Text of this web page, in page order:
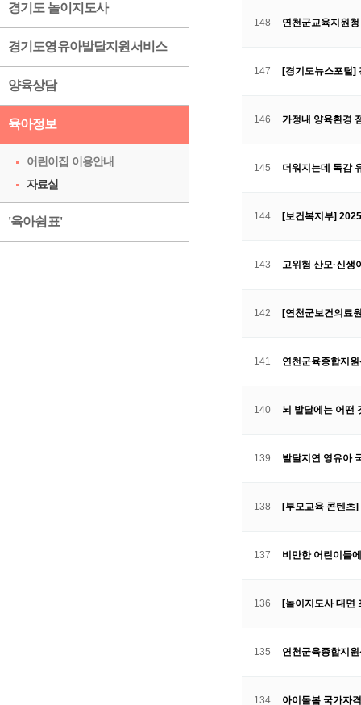
경기도 놀이지도사
경기도영유아발달지원서비스
양육상담
육아정보
어린이집 이용안내
자료실
'육아쉼표'
148 연천군교육지원
147 [경기도뉴스포털]
146 가정내 양육환경
145 더워지는데 독감
144 [보건복지부]
143 고위험 산모·신생
142 [연천군보건의료
141 연천군육종합지
140 뇌 발달에는 어떤
139 발달지연 영유아
138 [부모교육 콘텐츠
137 비만한 어린이들
136 [놀이지도사 대면
135 연천군육종합지
134 아이돌봄 국가자